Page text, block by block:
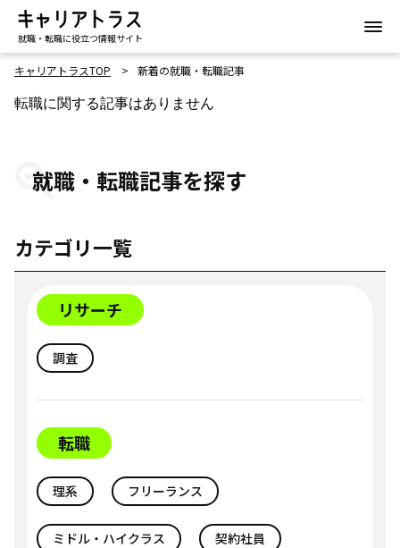
就職・転職に役立つ情報サイト
キャリアトラスTOP 新着の就職・転職記事
転職に関する記事はありません
就職・転職記事を探す
カテゴリ一覧
リサーチ
調査
転職
理系 フリーランス
ミドル・ハイクラス 契約社員